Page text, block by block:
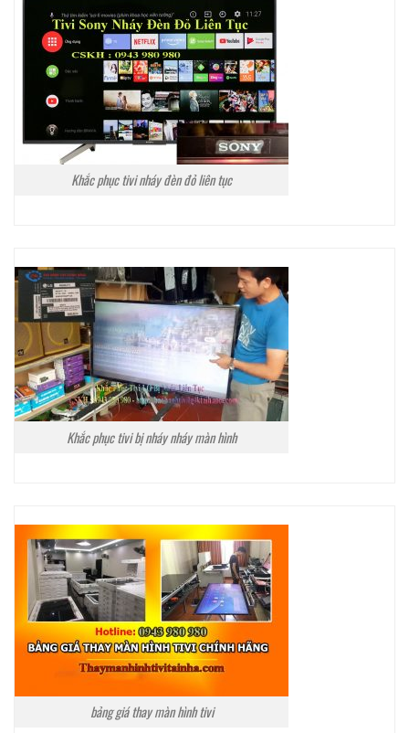
Khắc phục tivi nháy đèn đỏ liên tục
Khắc phục tivi bị nháy nháy màn hình
bảng giá thay màn hình tivi